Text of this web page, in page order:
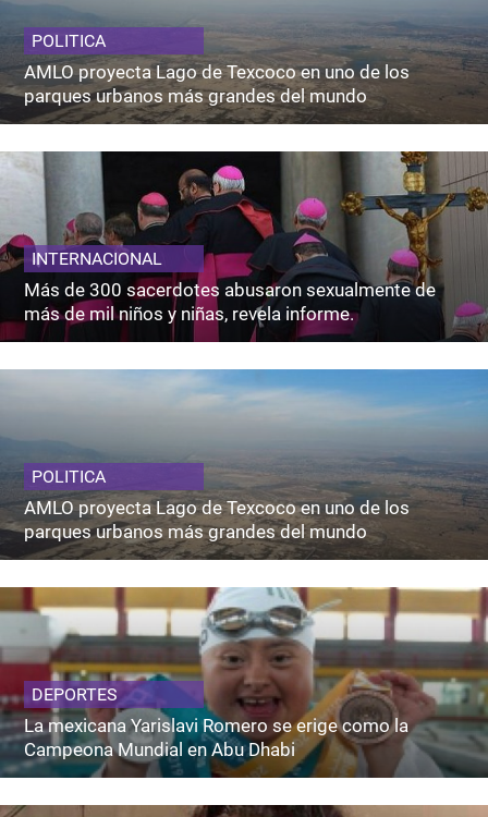
POLITICA
AMLO proyecta Lago de Texcoco en uno de los
parques urbanos más grandes del mundo
INTERNACIONAL
Más de 300 sacerdotes abusaron sexualmente de
más de mil niños y niñas, revela informe.
POLITICA
AMLO proyecta Lago de Texcoco en uno de los
parques urbanos más grandes del mundo
DEPORTES
La mexicana Yarislavi Romero se erige como la
Campeona Mundial en Abu Dhabi